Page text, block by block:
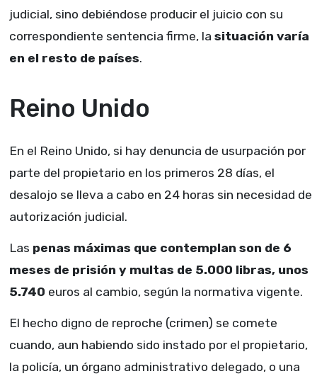
judicial, sino debiéndose producir el juicio con su
correspondiente sentencia firme, lasituación varía
en el resto de países.
Reino Unido
En el Reino Unido, si hay denuncia de usurpación por
parte del propietario en los primeros 28 días, el
desalojo se lleva a cabo en 24 horas sin necesidad de
autorización judicial.
Las penas máximas que contemplan son de 6
meses de prisión y multas de 5.000 libras, unos
5.740 euros al cambio, según la normativa vigente.
El hecho digno de reproche (crimen) se comete
cuando, aun habiendo sido instado por el propietario,
la policía, un órgano administrativo delegado, o una